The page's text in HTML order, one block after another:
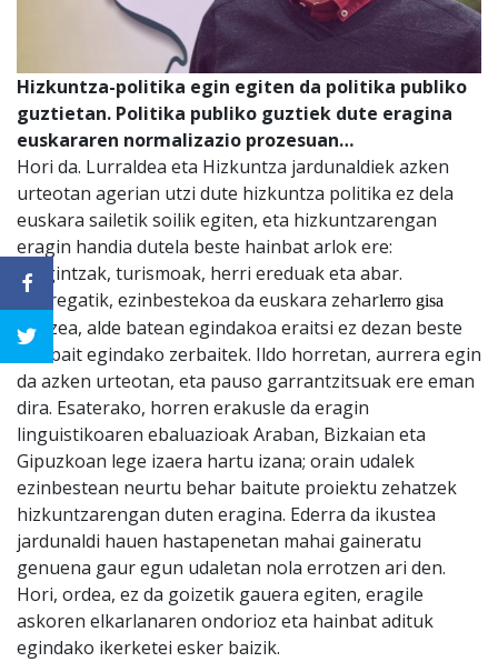
Hizkuntza-politika egin egiten da politika publiko
guztietan. Politika publiko guztiek dute eragina
euskararen normalizazio prozesuan…
Hori da. Lurraldea eta Hizkuntza jardunaldiek azken
urteotan agerian utzi dute hizkuntza politika ez dela
euskara sailetik soilik egiten, eta hizkuntzarengan
eragin handia dutela beste hainbat arlok ere:
hirigintzak, turismoak, herri ereduak eta abar.
Horregatik, ezinbestekoa da euskara zeharlerro gisa
lantzea, alde batean egindakoa eraitsi ez dezan beste
nonbait egindako zerbaitek. Ildo horretan, aurrera egin
da azken urteotan, eta pauso garrantzitsuak ere eman
dira. Esaterako, horren erakusle da eragin
linguistikoaren ebaluazioak Araban, Bizkaian eta
Gipuzkoan lege izaera hartu izana; orain udalek
ezinbestean neurtu behar baitute proiektu zehatzek
hizkuntzarengan duten eragina. Ederra da ikustea
jardunaldi hauen hastapenetan mahai gaineratu
genuena gaur egun udaletan nola errotzen ari den.
Hori, ordea, ez da goizetik gauera egiten, eragile
askoren elkarlanaren ondorioz eta hainbat adituk
egindako ikerketei esker baizik.